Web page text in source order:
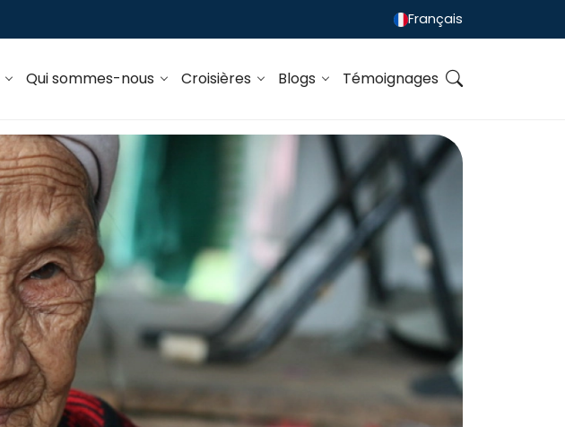
Français
Qui sommes-nous Croisières Blogs Témoignages